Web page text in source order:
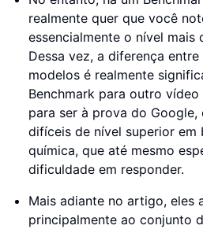
realmente quer que você
essencialmente o nível mais
Dessa vez, a diferença
modelos é realmente
Benchmark para outro
para ser à prova do Google,
difíceis de nível superior em
química, que até mesmo
dificuldade em responder.
Mais adiante no artigo, eles
principalmente ao conjunto